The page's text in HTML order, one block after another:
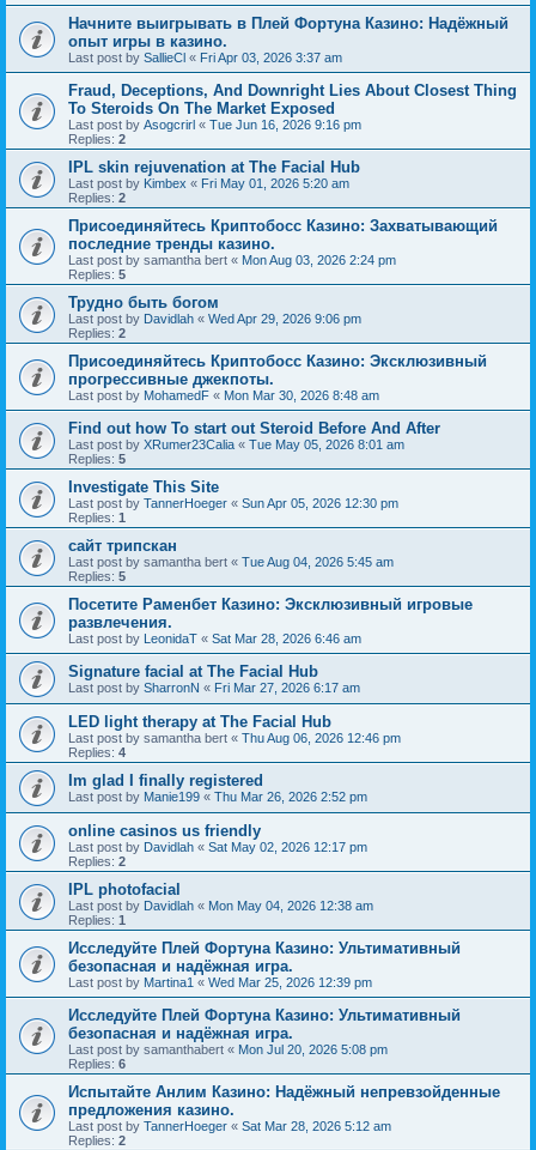
Начните выигрывать в Плей Фортуна Казино: Надёжный
опыт игры в казино.
Last post by SallieCl « Fri Apr 03, 2026 3:37 am
Fraud, Deceptions, And Downright Lies About Closest Thing
To Steroids On The Market Exposed
Last post by Asogcrirl « Tue Jun 16, 2026 9:16 pm
Replies: 2
IPL skin rejuvenation at The Facial Hub
Last post by Kimbex « Fri May 01, 2026 5:20 am
Replies: 2
Присоединяйтесь Криптобосс Казино: Захватывающий
последние тренды казино.
Last post by samantha bert « Mon Aug 03, 2026 2:24 pm
Replies: 5
Трудно быть богом
Last post by Davidlah « Wed Apr 29, 2026 9:06 pm
Replies: 2
Присоединяйтесь Криптобосс Казино: Эксклюзивный
прогрессивные джекпоты.
Last post by MohamedF « Mon Mar 30, 2026 8:48 am
Find out how To start out Steroid Before And After
Last post by XRumer23Calia « Tue May 05, 2026 8:01 am
Replies: 5
Investigate This Site
Last post by TannerHoeger « Sun Apr 05, 2026 12:30 pm
Replies: 1
сайт трипскан
Last post by samantha bert « Tue Aug 04, 2026 5:45 am
Replies: 5
Посетите Раменбет Казино: Эксклюзивный игровые
развлечения.
Last post by LeonidaT « Sat Mar 28, 2026 6:46 am
Signature facial at The Facial Hub
Last post by SharronN « Fri Mar 27, 2026 6:17 am
LED light therapy at The Facial Hub
Last post by samantha bert « Thu Aug 06, 2026 12:46 pm
Replies: 4
Im glad I finally registered
Last post by Manie199 « Thu Mar 26, 2026 2:52 pm
online casinos us friendly
Last post by Davidlah « Sat May 02, 2026 12:17 pm
Replies: 2
IPL photofacial
Last post by Davidlah « Mon May 04, 2026 12:38 am
Replies: 1
Исследуйте Плей Фортуна Казино: Ультимативный
безопасная и надёжная игра.
Last post by Martina1 « Wed Mar 25, 2026 12:39 pm
Исследуйте Плей Фортуна Казино: Ультимативный
безопасная и надёжная игра.
Last post by samanthabert « Mon Jul 20, 2026 5:08 pm
Replies: 6
Испытайте Анлим Казино: Надёжный непревзойденные
предложения казино.
Last post by TannerHoeger « Sat Mar 28, 2026 5:12 am
Replies: 2